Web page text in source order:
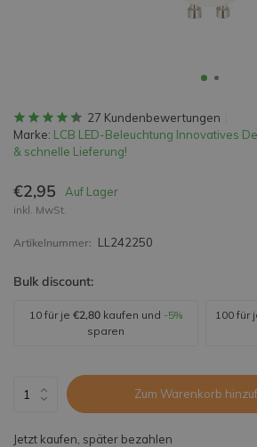
27 Kundenbewertungen
Marke: LCB LED-Beleuchtung Innovatives
& schnelle Lieferung!
€2,95 Auf Lager
inkl. MwSt.
Artikelnummer: LL242250
Bulk discount:
10 für je €2,80 kaufen und -5%
sparen
100 für
Zum Warenkorb
Jetzt kaufen, später bezahlen